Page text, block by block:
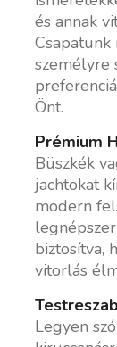
és annak
személyre
Önt.
Prémium
Büszkék
jachtokat
modern
biztosítva,
vitorlás
Legyen